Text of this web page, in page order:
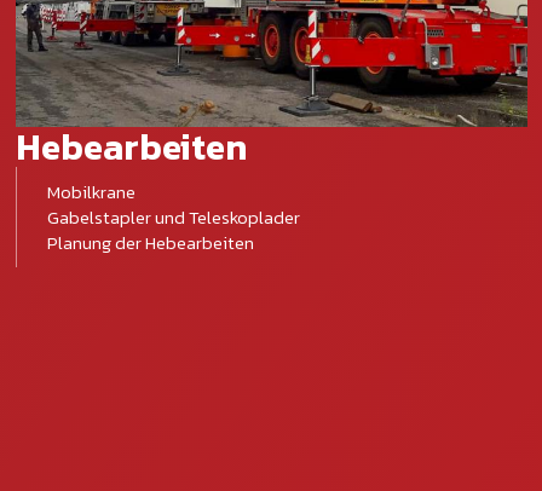
Kontakt
Kontaktformular
DE
Hebearbeiten
Mobilkrane
Gabelstapler und Teleskoplader
Planung der Hebearbeiten